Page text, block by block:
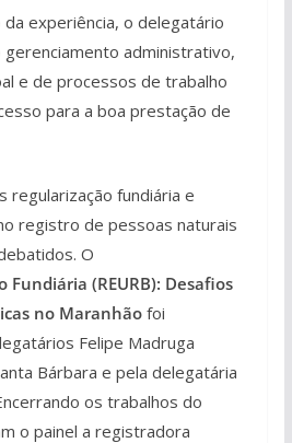
experiência, o delegatário
administrativo,
e de processos de trabalho
para a boa prestação de
regularização fundiária e
registro de pessoas naturais
O
Fundiária (REURB): Desafios
no Maranhão foi
Felipe Madruga
Bárbara e pela delegatária
os trabalhos do
o painel a registradora